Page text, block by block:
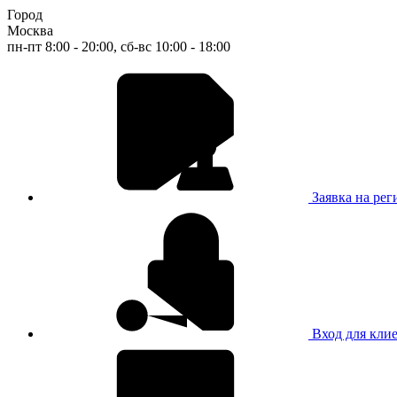
Город
Москва
пн-пт 8:00 - 20:00, сб-вс 10:00 - 18:00
Заявка на
Вход для